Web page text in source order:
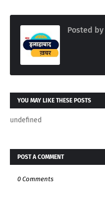
Posted by
YOU MAY LIKE THESE POSTS
undefined
POST A COMMENT
0 Comments